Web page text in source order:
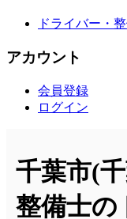
ドライバー・
アカウント
会員登録
ログイン
千葉市(
整備士の